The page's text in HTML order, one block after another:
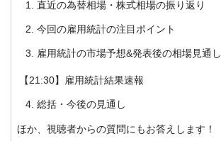
直近の為替相場・株式相場の振り返り
今回の雇用統計の注目ポイント
雇用統計の市場予想&発表後の相場見通し
【21:30】雇用統計結果速報
総括・今後の見通し
ほか、視聴者からの質問にもお答えします！